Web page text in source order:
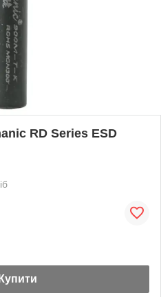
RD Series ESD
Купити